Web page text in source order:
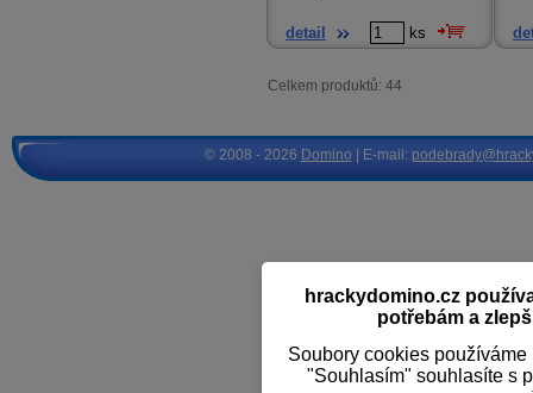
detail ks
Celkem produktů: 44
hrackydomino.cz
potřebám a
Soubory cookies
"Souhlasím" souhlasíte s
© 2008 - 2026 Domino | E-mail: